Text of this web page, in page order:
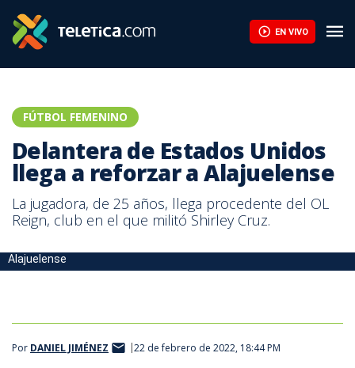
EN VIVO
FÚTBOL FEMENINO
Delantera de Estados Unidos
llega a reforzar a Alajuelense
La jugadora, de 25 años, llega procedente del OL
Reign, club en el que militó Shirley Cruz.
Alajuelense
Por DANIEL JIMÉNEZ 22 de febrero de 2022, 18:44 PM